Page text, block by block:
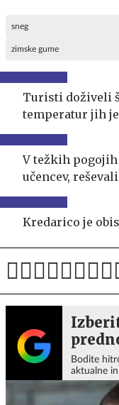
sneg
zimske gume
Turisti doživeli
temperatur jih
V težkih pogojih
učencev,
Kredarico je
Bodite
aktualne